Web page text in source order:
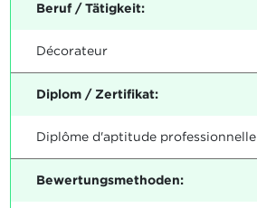
Beruf / Tätigkeit:
Décorateur
Diplom / Zertifikat:
Diplôme d'aptitude professionnelle
Bewertungsmethoden: